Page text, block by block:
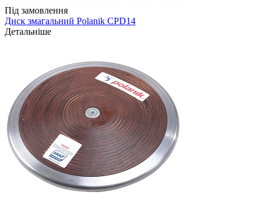
Під замовлення
Диск змагальний Polanik CPD14
Детальніше